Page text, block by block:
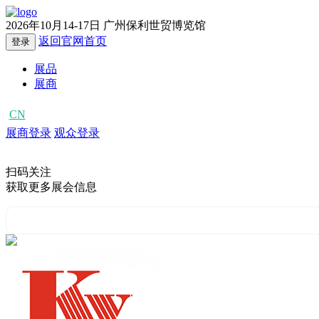
2026年10月14-17日 广州保利世贸博览馆
登录 返回官网首页
展品
展商
CN
展商登录 观众登录
扫码关注
获取更多展会信息